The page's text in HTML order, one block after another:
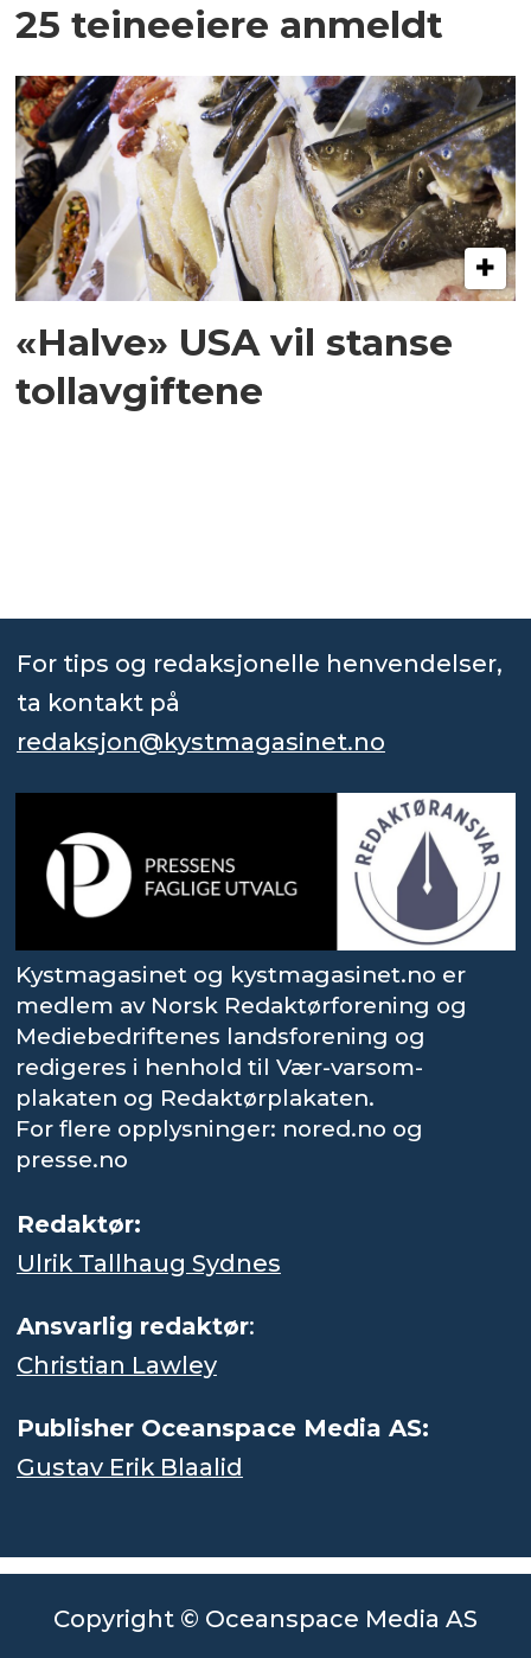
25 teineeiere anmeldt
«Halve» USA vil stanse
tollavgiftene
For tips og redaksjonelle henvendelser,
ta kontakt på
redaksjon@kystmagasinet.no
Kystmagasinet og kystmagasinet.no er
medlem av Norsk Redaktørforening og
Mediebedriftenes landsforening og
redigeres i henhold til Vær-varsom-
plakaten og Redaktørplakaten.
For flere opplysninger: nored.no og
presse.no
Redaktør:
Ulrik Tallhaug Sydnes
Ansvarlig redaktør:
Christian Lawley
Publisher Oceanspace Media AS:
Gustav Erik Blaalid
Copyright © Oceanspace Media AS